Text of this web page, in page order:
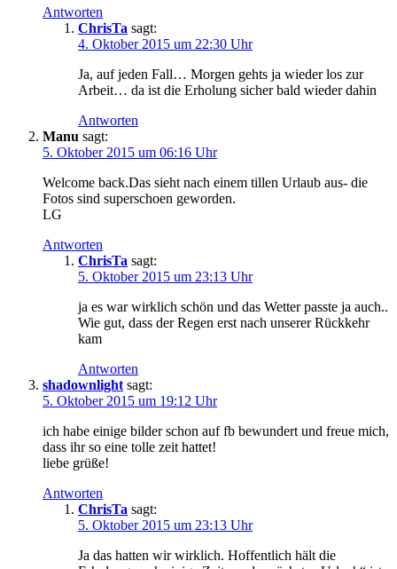
Antworten
ChrisTa sagt:
4. Oktober 2015 um 22:30 Uhr
Ja, auf jeden Fall… Morgen gehts ja wieder los zur
Arbeit… da ist die Erholung sicher bald wieder dahin
Antworten
Manu sagt:
5. Oktober 2015 um 06:16 Uhr
Welcome back.Das sieht nach einem tillen Urlaub aus- die
Fotos sind superschoen geworden.
LG
Antworten
ChrisTa sagt:
5. Oktober 2015 um 23:13 Uhr
ja es war wirklich schön und das Wetter passte ja auch..
Wie gut, dass der Regen erst nach unserer Rückkehr
kam
Antworten
shadownlight sagt:
5. Oktober 2015 um 19:12 Uhr
ich habe einige bilder schon auf fb bewundert und freue mich,
dass ihr so eine tolle zeit hattet!
liebe grüße!
Antworten
ChrisTa sagt:
5. Oktober 2015 um 23:13 Uhr
Ja das hatten wir wirklich. Hoffentlich hält die